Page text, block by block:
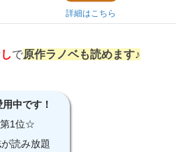
詳細はこちら
で原作ラノベも読めます♪